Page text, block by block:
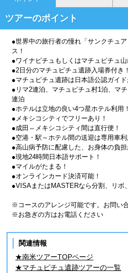
ツアーのポイント
●世界中の旅行者の憧れ「サンクチュ
ス！
●ワイナピチュもしくはマチュピチュ山
●2日分のマチュピチュ遺跡入場券付き！
●マチュピチュ遺跡は日本語公認ガイド
●リマ2連泊、マチュピチュ村1泊、マ
連泊
●ホテルは立地の良い4つ星ホテル利用！
●メキシコシティでフリーあり！
●成田⇔メキシコシティ間は直行便！
●空港・駅～ホテル間の送迎は専用車利
●高山病予防に配慮した、お身体の負担
●現地24時間日本語サポート！
●マイルがたまる！
●オンラインカード決済可能！
●VISAまたはMASTERなら分割、リボ
※コースのアレンジ可能です。お問い
※お急ぎの方はお電話ください
関連情報
★南米ツアーTOPページ
★マチュピチュ遺跡ツアーの一覧